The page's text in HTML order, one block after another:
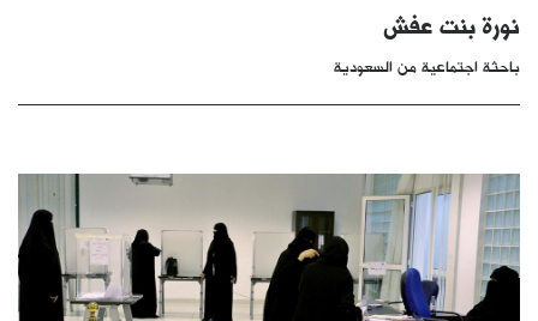
نورة بنت عفش
باحثة اجتماعية من السعودية